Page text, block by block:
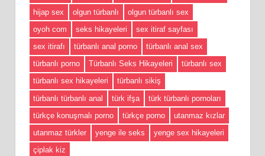
hijap sex
olgun türbanlı
olgun türbanlı sex
oyoh com
seks hikayeleri
sex itiraf sayfası
sex itirafı
türbanlı anal porno
türbanlı anal sex
türbanlı porno
Türbanlı Seks Hikayeleri
türbanlı sex
türbanlı sex hikayeleri
türbanlı sikiş
türbanlı türbanlı anal
türk ifşa
türk türbanlı pornoları
türkçe konuşmalı porno
türkçe porno
utanmaz kızlar
utanmaz türkler
yenge ile seks
yenge sex hikayeleri
çiplak kiz